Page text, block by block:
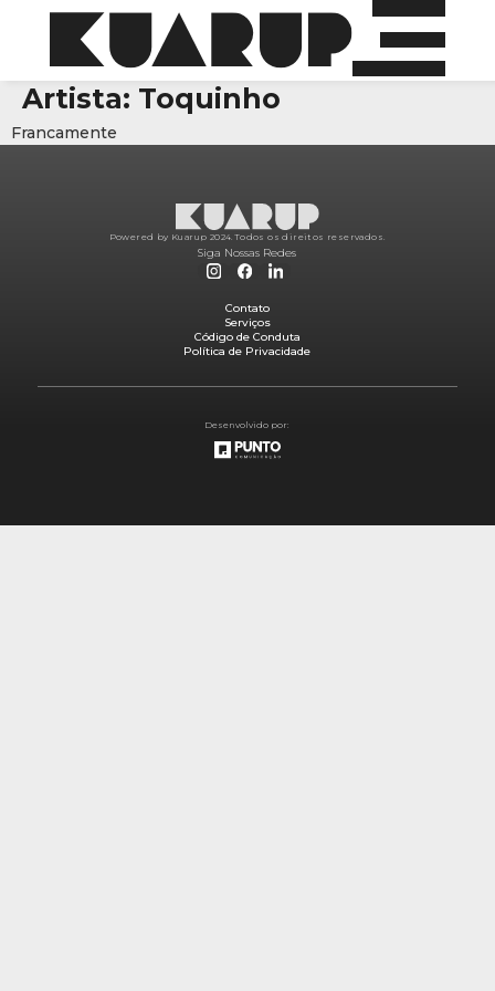
Artista: Toquinho
Francamente
Powered by Kuarup 2024. Todos os direitos reservados.
Siga Nossas Redes
Contato
Serviços
Código de Conduta
Política de Privacidade
Desenvolvido por: